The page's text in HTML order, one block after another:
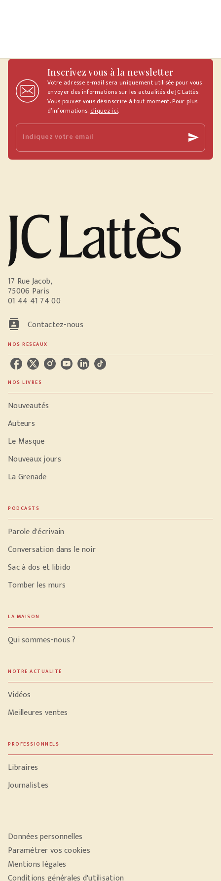
Inscrivez vous à la newsletter
Votre adresse e-mail sera uniquement utilisée pour vous
envoyer des informations sur les actualités de JC Lattès.
Vous pouvez vous désinscrire à tout moment. Pour plus
d’informations, cliquez ici.
Indiquez votre email send
17 Rue Jacob,
75006 Paris
01 44 41 74 00
contacts Contactez-nous
NOS RÉSEAUX
NOS LIVRES
Nouveautés
Auteurs
Le Masque
Nouveaux jours
La Grenade
PODCASTS
Parole d'écrivain
Conversation dans le noir
Sac à dos et libido
Tomber les murs
LA MAISON
Qui sommes-nous ?
NOTRE ACTUALITÉ
Vidéos
Meilleures ventes
PROFESSIONNELS
Libraires
Journalistes
Données personnelles
Paramétrer vos cookies
Mentions légales